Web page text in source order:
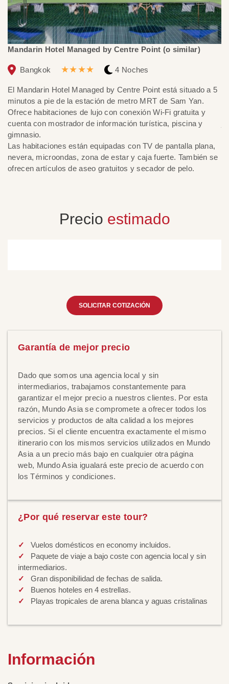
Mandarin Hotel Managed by Centre Point (o similar)
Bangkok ★★★★ 4 Noches
El Mandarin Hotel Managed by Centre Point está situado a 5
minutos a pie de la estación de metro MRT de Sam Yan.
Ofrece habitaciones de lujo con conexión Wi-Fi gratuita y
cuenta con mostrador de información turística, piscina y
gimnasio.
Las habitaciones están equipadas con TV de pantalla plana,
nevera, microondas, zona de estar y caja fuerte. También se
ofrecen artículos de aseo gratuitos y secador de pelo.
Precio estimado
SOLICITAR COTIZACIÓN
Garantía de mejor precio
Dado que somos una agencia local y sin
intermediarios, trabajamos constantemente para
garantizar el mejor precio a nuestros clientes. Por esta
razón, Mundo Asia se compromete a ofrecer todos los
servicios y productos de alta calidad a los mejores
precios. Si el cliente encuentra exactamente el mismo
itinerario con los mismos servicios utilizados en Mundo
Asia a un precio más bajo en cualquier otra página
web, Mundo Asia igualará este precio de acuerdo con
los Términos y condiciones.
¿Por qué reservar este tour?
Vuelos domésticos en economy incluidos.
Paquete de viaje a bajo coste con agencia local y sin
intermediarios.
Gran disponibilidad de fechas de salida.
Buenos hoteles en 4 estrellas.
Playas tropicales de arena blanca y aguas cristalinas
Información